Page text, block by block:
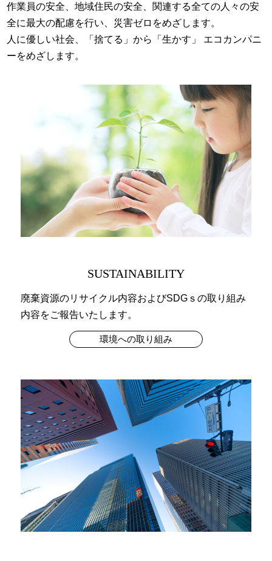
作業員の安全、地域住民の安全、関連する全ての人々の安
全に最大の配慮を行い、災害ゼロをめざします。
人に優しい社会、「捨てる」から「生かす」 エコカンパニ
ーをめざします。
SUSTAINABILITY
廃棄資源のリサイクル内容およびSDGｓの取り組み
内容をご報告いたします。
環境への取り組み